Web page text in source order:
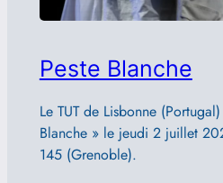
Peste Blanche
Le TUT de Lisbonne
Blanche » le jeudi 2 juillet
145 (Grenoble).